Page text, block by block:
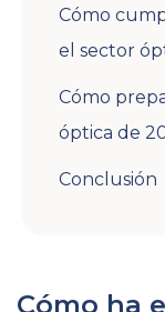
Cómo
el sector
Cómo
óptica de
Conclusión
Cómo ha